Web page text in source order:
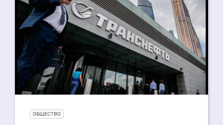
ОБЩЕСТВО